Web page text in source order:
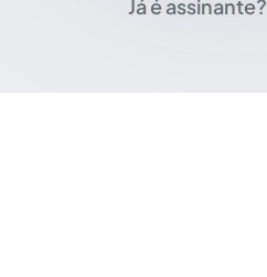
Já é assinante?